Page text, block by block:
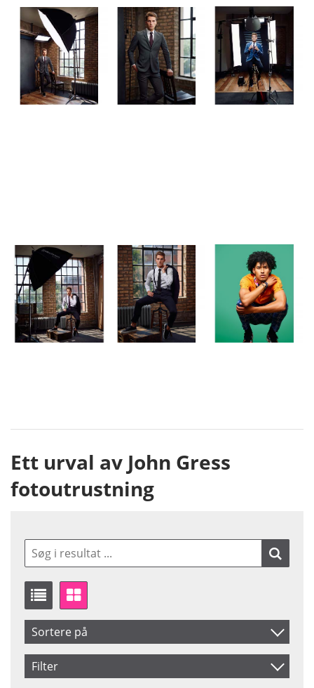
Ett urval av John Gress
fotoutrustning
Sortere på
Produkt Nr.
Filter